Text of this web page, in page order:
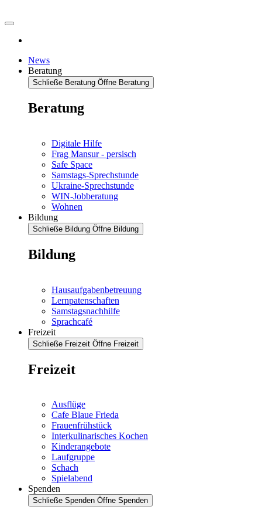
News
Beratung
Schließe Beratung Öffne Beratung
Beratung
Digitale Hilfe
Frag Mansur - persisch
Safe Space
Samstags-Sprechstunde
Ukraine-Sprechstunde
WIN-Jobberatung
Wohnen
Bildung
Schließe Bildung Öffne Bildung
Bildung
Hausaufgabenbetreuung
Lernpatenschaften
Samstagsnachhilfe
Sprachcafé
Freizeit
Schließe Freizeit Öffne Freizeit
Freizeit
Ausflüge
Cafe Blaue Frieda
Frauenfrühstück
Interkulinarisches Kochen
Kinderangebote
Laufgruppe
Schach
Spielabend
Spenden
Schließe Spenden Öffne Spenden